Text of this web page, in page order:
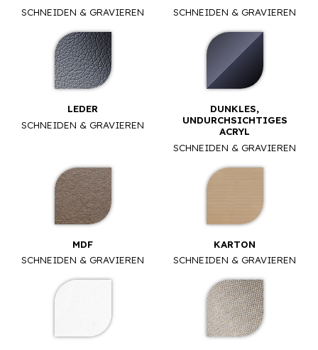
SCHNEIDEN & GRAVIEREN
SCHNEIDEN & GRAVIEREN
LEDER
SCHNEIDEN & GRAVIEREN
DUNKLES,
UNDURCHSICHTIGES
ACRYL
SCHNEIDEN & GRAVIEREN
MDF
SCHNEIDEN & GRAVIEREN
KARTON
SCHNEIDEN & GRAVIEREN